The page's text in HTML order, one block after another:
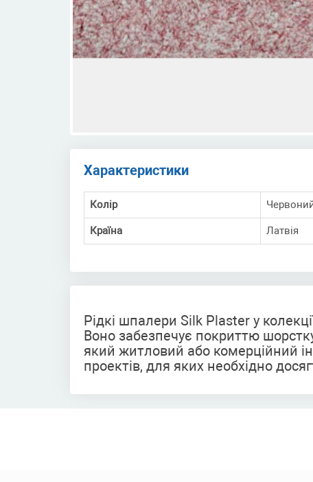
Характеристики
Колір
Країна Латвія
Рідкі шпалери Silk Plaster у
Воно забезпечує покриттю
який житловий або комерційний
проектів, для яких необхідно